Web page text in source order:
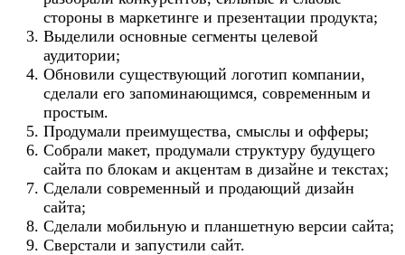
стороны в маркетинге и презентации продукта;
Выделили основные сегменты целевой
аудитории;
Обновили существующий логотип компании,
сделали его запоминающимся, современным и
простым.
Продумали преимущества, смыслы и офферы;
Собрали макет, продумали структуру будущего
сайта по блокам и акцентам в дизайне и текстах;
Сделали современный и продающий дизайн
сайта;
Сделали мобильную и планшетную версии сайта;
Сверстали и запустили сайт.